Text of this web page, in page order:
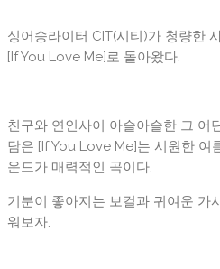
싱어송라이터 CIT(시티)가 청량한
[If You Love Me]로 돌아왔다.
친구와 연인사이 아슬아슬한 그 어
담은 [If You Love Me]는 시원한 여
운드가 매력적인 곡이다.
기분이 좋아지는 보컬과 귀여운 가
워보자.